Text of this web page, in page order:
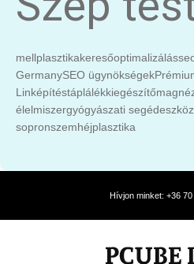
mellplasztikakeresőoptimalizálás
GermanySEO ügynökségek
Linképítéstáplálékkiegészítő
élelmiszergyógyászati
sopronszemhéjplasztika
Hívjon minket: +36